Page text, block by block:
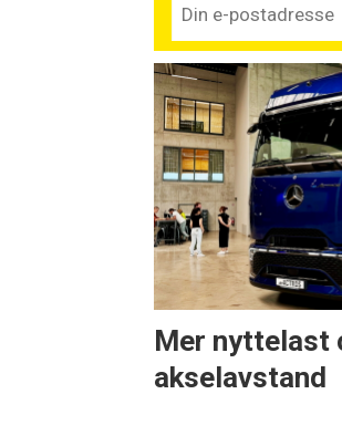
Mer nyttelast
akselavstand